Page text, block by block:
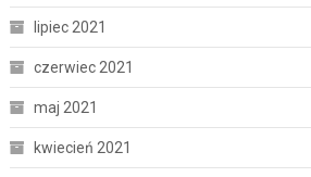
lipiec 2021
czerwiec 2021
maj 2021
kwiecień 2021